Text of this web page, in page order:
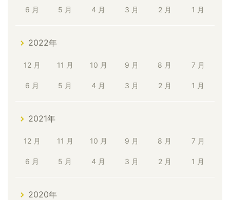
6 月 5 月 4 月 3 月 2 月 1 月
2022年
12 月 11 月 10 月 9 月 8 月 7 月
6 月 5 月 4 月 3 月 2 月 1 月
2021年
12 月 11 月 10 月 9 月 8 月 7 月
6 月 5 月 4 月 3 月 2 月 1 月
2020年